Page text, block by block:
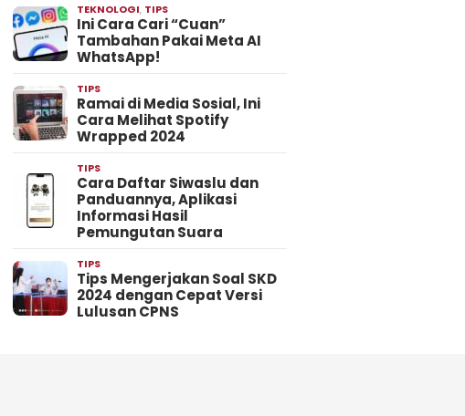
TEKNOLOGI, TIPS
Ini Cara Cari “Cuan”
Tambahan Pakai Meta AI
WhatsApp!
TIPS
Ramai di Media Sosial, Ini
Cara Melihat Spotify
Wrapped 2024
TIPS
Cara Daftar Siwaslu dan
Panduannya, Aplikasi
Informasi Hasil
Pemungutan Suara
TIPS
Tips Mengerjakan Soal SKD
2024 dengan Cepat Versi
Lulusan CPNS